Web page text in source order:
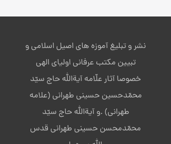
نشر و تبلیغ آموزه های اصیل اسلامی و
تبیین مکتب عرفانی اولیای الهی
خصوصا آثار علّامه آیةالله حاج سیّد
محمّدحسین حسینی طهرانی (علامه
طهرانی) .و آیةالله حاج سیّد
محمّدمحسن حسینی طهرانی قدس